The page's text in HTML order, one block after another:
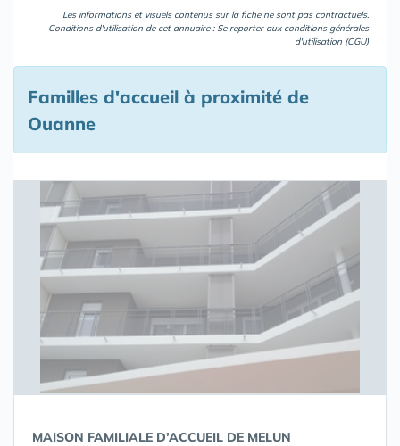
Les informations et visuels contenus sur la fiche ne sont pas contractuels.
Conditions d'utilisation de cet annuaire : Se reporter aux conditions générales
d'utilisation (CGU)
Familles d'accueil à proximité de
Ouanne
MAISON FAMILIALE D’ACCUEIL DE MELUN